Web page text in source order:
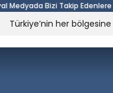
Bizi Takip Edenlere
Türkiye’nin her